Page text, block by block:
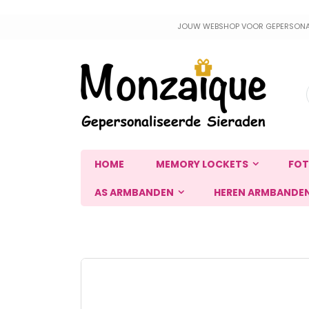
inhoud
JOUW WEBSHOP VOOR
HOME MEMORY LOCKETS
AS ARMBANDEN HEREN
Ga